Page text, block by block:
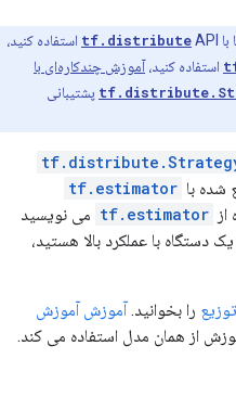
tf.distribute API استفاده کنید،
استفاده کنید،آموزش چندکاره‌ای با
پشتیبانی
شده با tf.estimator
tf.estimator می نویسید
دستگاه با عملکرد بالا هستید،
را بخوانید.آموزش آموزش
از همان مدل استفاده می کند.